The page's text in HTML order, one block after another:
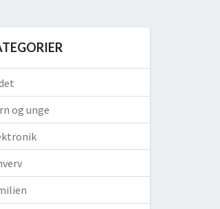
og unge